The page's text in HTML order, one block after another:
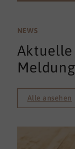
NEWS
Aktuelle
Alle ansehen